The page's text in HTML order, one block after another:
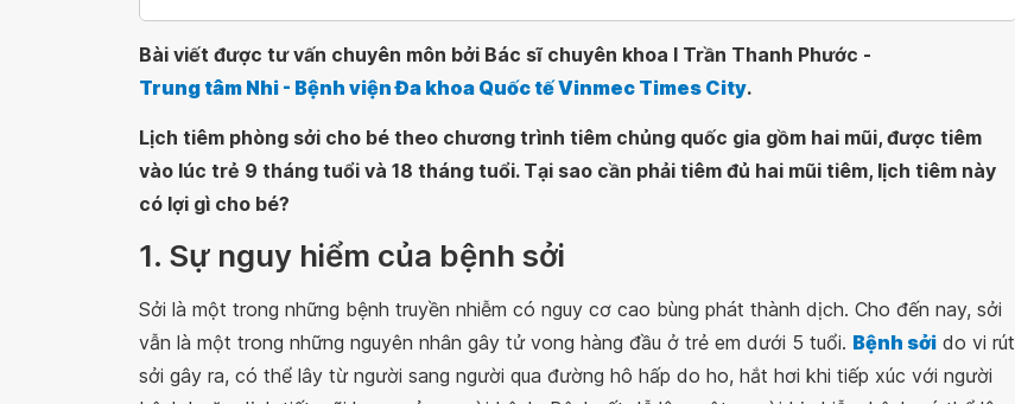
Bài viết được tư vấn chuyên môn bởi Bác sĩ chuyên khoa I Trần Thanh Phước -
Trung tâm Nhi - Bệnh viện Đa khoa Quốc tế Vinmec Times City.
Lịch tiêm phòng sởi cho bé theo chương trình tiêm chủng quốc gia gồm hai mũi, được tiêm
vào lúc trẻ 9 tháng tuổi và 18 tháng tuổi. Tại sao cần phải tiêm đủ hai mũi tiêm, lịch tiêm này
có lợi gì cho bé?
1. Sự nguy hiểm của bệnh sởi
Sởi là một trong những bệnh truyền nhiễm có nguy cơ cao bùng phát thành dịch. Cho đến nay, sởi
vẫn là một trong những nguyên nhân gây tử vong hàng đầu ở trẻ em dưới 5 tuổi. Bệnh sởi do vi rút
sởi gây ra, có thể lây từ người sang người qua đường hô hấp do ho, hắt hơi khi tiếp xúc với người